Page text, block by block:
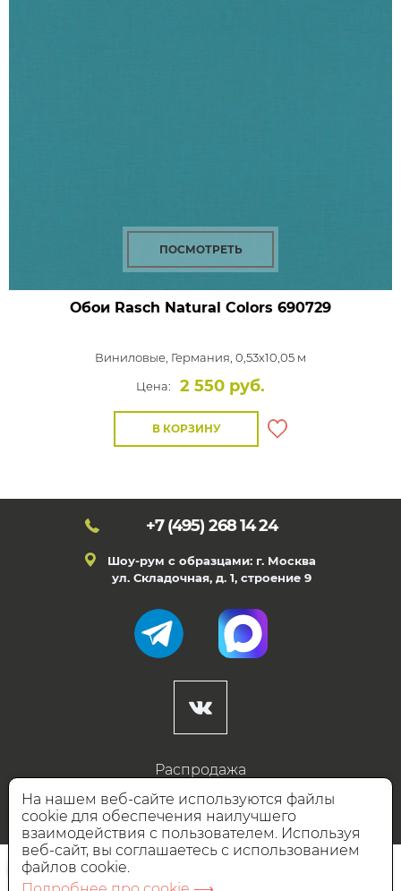
ПОСМОТРЕТЬ
Обои Rasch Natural Colors 690729
Виниловые, Германия, 0,53x10,05 м
Цена:
2 550 руб.
В КОРЗИНУ
+7 (495) 268 14 24
Шоу-рум с образцами: г. Москва
ул. Складочная, д. 1, строение 9
Распродажа
Готовые дизайны
Дизайнерам
НАШИ ПАРТНЁРЫ
На нашем веб-сайте используются файлы
cookie для обеспечения наилучшего
взаимодействия с пользователем. Используя
веб-сайт, вы соглашаетесь с использованием
файлов cookie.